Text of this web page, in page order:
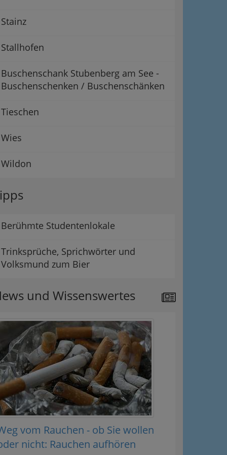
Stainz
Stallhofen
Buschenschank Stubenberg am See -
Buschenschenken / Buschenschänken
Tieschen
Wies
Wildon
Berühmte Studentenlokale
Trinksprüche, Sprichwörter und
Volksmund zum Bier
und Wissenswertes
vom Rauchen - ob Sie wollen
nicht: Rauchen aufhören